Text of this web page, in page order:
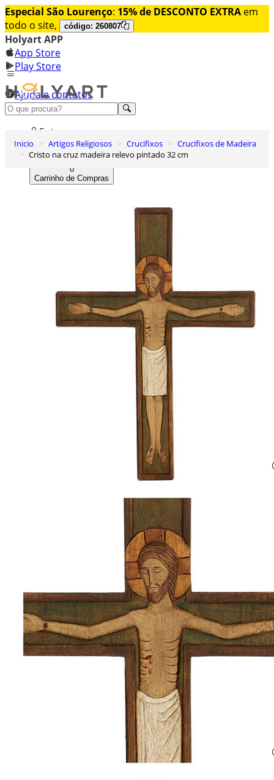
Especial São Lourenço: 15% de DESCONTO EXTRA em
todo o site,
código: 260807
Holyart APP
App Store
Play Store
Ajuda e contatos
Conheça premium
Entrar
Lista de Desejos
0
Carrinho de Compras
Inicio Artigos Religiosos Crucifixos
Crucifixos de Madeira
Cristo na cruz madeira relevo pintado 32 cm